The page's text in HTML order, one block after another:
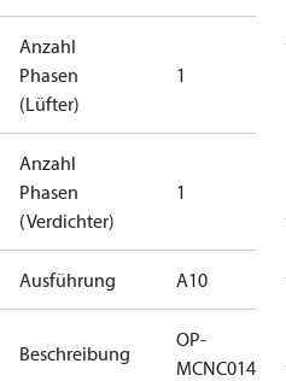
Anzahl
Phasen
(Lüfter)
1
Anzahl
Phasen
(Verdichter)
1
Ausführung A10
Beschreibung
OP-